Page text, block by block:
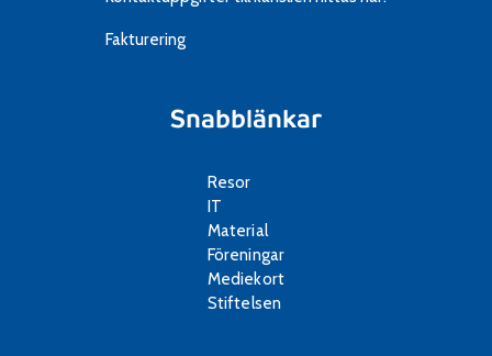
Fakturering
Snabblänkar
Resor
IT
Material
Föreningar
Mediekort
Stiftelsen